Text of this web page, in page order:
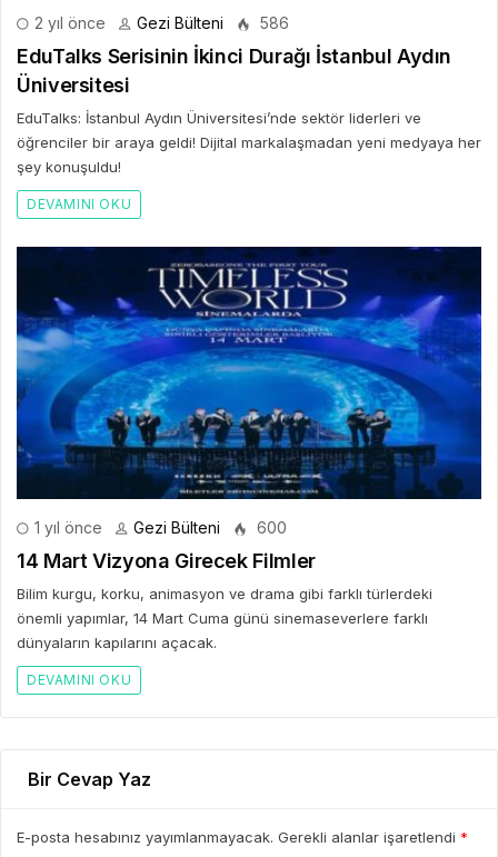
2 yıl önce Gezi Bülteni 586
EduTalks Serisinin İkinci Durağı İstanbul Aydın
Üniversitesi
EduTalks: İstanbul Aydın Üniversitesi’nde sektör liderleri ve
öğrenciler bir araya geldi! Dijital markalaşmadan yeni medyaya her
şey konuşuldu!
DEVAMINI OKU
1 yıl önce Gezi Bülteni 600
14 Mart Vizyona Girecek Filmler
Bilim kurgu, korku, animasyon ve drama gibi farklı türlerdeki
önemli yapımlar, 14 Mart Cuma günü sinemaseverlere farklı
dünyaların kapılarını açacak.
DEVAMINI OKU
Bir Cevap Yaz
E-posta hesabınız yayımlanmayacak. Gerekli alanlar işaretlendi *